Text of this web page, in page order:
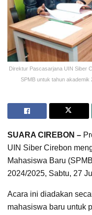
Direktur Pascasarjana UIN Siber
SPMB untuk tahun akademik
SUARA CIREBON –
UIN Siber Cirebon
Mahasiswa Baru
2024/2025, Sabtu, 27
Acara ini diadakan
mahasiswa baru untuk